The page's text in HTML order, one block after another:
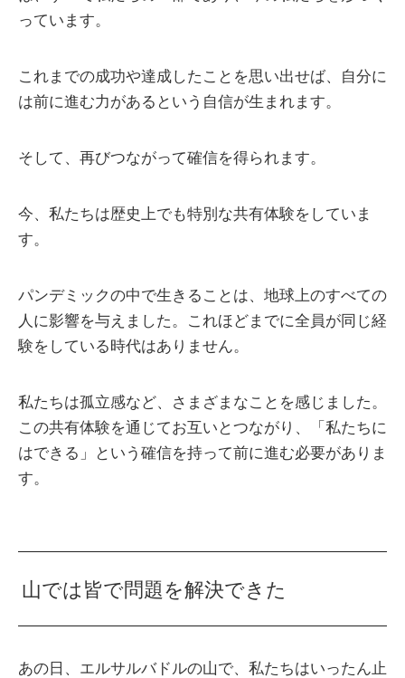
っています。
これまでの成功や達成したことを思い出せば、自分に
は前に進む力があるという自信が生まれます。
そして、再びつながって確信を得られます。
今、私たちは歴史上でも特別な共有体験をしていま
す。
パンデミックの中で生きることは、地球上のすべての
人に影響を与えました。これほどまでに全員が同じ経
験をしている時代はありません。
私たちは孤立感など、さまざまなことを感じました。
この共有体験を通じてお互いとつながり、「私たちに
はできる」という確信を持って前に進む必要がありま
す。
山では皆で問題を解決できた
あの日、エルサルバドルの山で、私たちはいったん止